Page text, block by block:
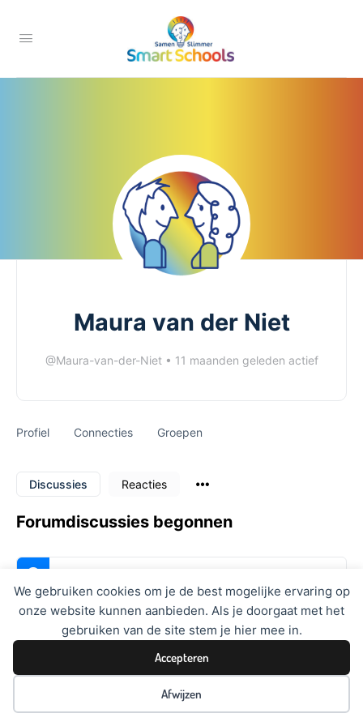
We gebruiken cookies om je de best mogelijke ervaring op
onze website kunnen aanbieden. Als je doorgaat met het
gebruiken van de site stem je hier mee in.
Accepteren
Afwijzen
Maura van der Niet
@Maura-van-der-Niet • 11 maanden geleden actief
Profiel Connecties Groepen
Discussies Reacties
Forumdiscussies begonnen